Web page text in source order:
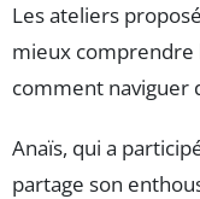
Les ateliers
mieux
comment naviguer
Anaïs, qui a
partage son